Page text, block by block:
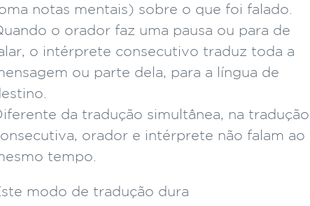
notas mentais) sobre o que foi falado.
o orador faz uma pausa ou para de
o intérprete consecutivo traduz toda a
ou parte dela, para a língua de
da tradução simultânea, na tradução
orador e intérprete não falam ao
tempo.
modo de tradução dura